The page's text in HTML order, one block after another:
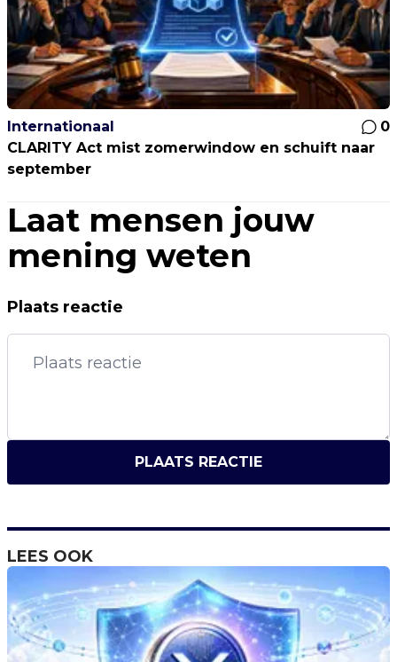
Internationaal
0
CLARITY Act mist zomerwindow en schuift naar
september
Laat mensen jouw
mening weten
Plaats reactie
PLAATS REACTIE
LEES OOK